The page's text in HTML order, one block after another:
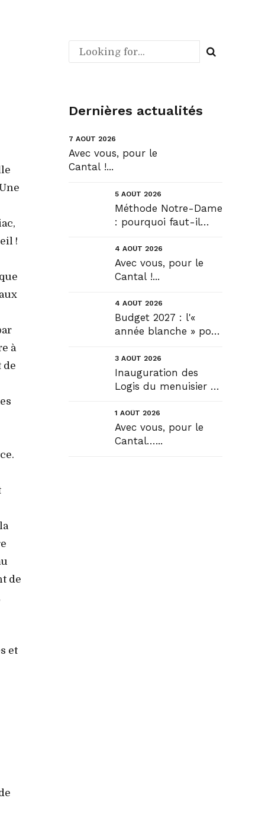
!
à
de
de
et
Dernières actualités
7 AOÛT 2026
Avec vous, pour le
Cantal !...
5 AOÛT 2026
Méthode Notre-Dame
: pourquoi faut-il
construire !? Allons
plus loin !...
4 AOÛT 2026
Avec vous, pour le
Cantal !...
4 AOÛT 2026
Budget 2027 : l'«
année blanche » pour
solution....
3 AOÛT 2026
Inauguration des
Logis du menuisier à
1 AOÛT 2026
Avec vous, pour le
Cantal…...